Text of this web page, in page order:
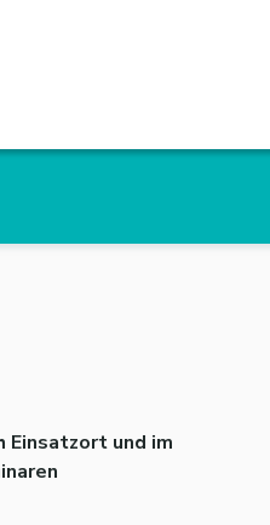
Einsatzort und im